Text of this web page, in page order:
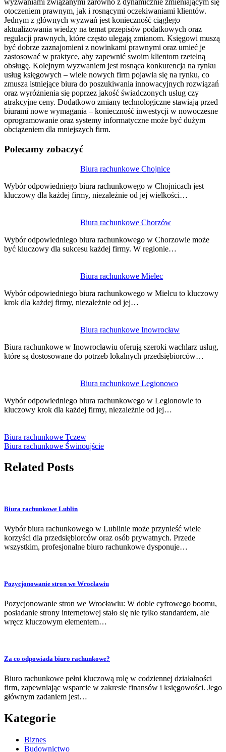
wyzwaniami związanymi zarówno z dynamicznie zmieniającym się
otoczeniem prawnym, jak i rosnącymi oczekiwaniami klientów.
Jednym z głównych wyzwań jest konieczność ciągłego
aktualizowania wiedzy na temat przepisów podatkowych oraz
regulacji prawnych, które często ulegają zmianom. Księgowi muszą
być dobrze zaznajomieni z nowinkami prawnymi oraz umieć je
zastosować w praktyce, aby zapewnić swoim klientom rzetelną
obsługę. Kolejnym wyzwaniem jest rosnąca konkurencja na rynku
usług księgowych – wiele nowych firm pojawia się na rynku, co
zmusza istniejące biura do poszukiwania innowacyjnych rozwiązań
oraz wyróżnienia się poprzez jakość świadczonych usług czy
atrakcyjne ceny. Dodatkowo zmiany technologiczne stawiają przed
biurami nowe wymagania – konieczność inwestycji w nowoczesne
oprogramowanie oraz systemy informatyczne może być dużym
obciążeniem dla mniejszych firm.
Polecamy zobaczyć
Biura rachunkowe Chojnice
Wybór odpowiedniego biura rachunkowego w Chojnicach jest
kluczowy dla każdej firmy, niezależnie od jej wielkości…
Biura rachunkowe Chorzów
Wybór odpowiedniego biura rachunkowego w Chorzowie może
być kluczowy dla sukcesu każdej firmy. W regionie…
Biura rachunkowe Mielec
Wybór odpowiedniego biura rachunkowego w Mielcu to kluczowy
krok dla każdej firmy, niezależnie od jej…
Biura rachunkowe Inowrocław
Biura rachunkowe w Inowrocławiu oferują szeroki wachlarz usług,
które są dostosowane do potrzeb lokalnych przedsiębiorców…
Biura rachunkowe Legionowo
Wybór odpowiedniego biura rachunkowego w Legionowie to
kluczowy krok dla każdej firmy, niezależnie od jej…
wpisu
Biura rachunkowe Tczew
Biura rachunkowe Świnoujście
Related Posts
Biura rachunkowe Lublin
Wybór biura rachunkowego w Lublinie może przynieść wiele
korzyści dla przedsiębiorców oraz osób prywatnych. Przede
wszystkim, profesjonalne biuro rachunkowe dysponuje…
Pozycjonowanie stron we Wrocławiu
Pozycjonowanie stron we Wrocławiu: W dobie cyfrowego boomu,
posiadanie strony internetowej stało się nie tylko standardem, ale
wręcz kluczowym elementem…
Za co odpowiada biuro rachunkowe?
Biuro rachunkowe pełni kluczową rolę w codziennej działalności
firm, zapewniając wsparcie w zakresie finansów i księgowości. Jego
głównym zadaniem jest…
Kategorie
Biznes
Budownictwo